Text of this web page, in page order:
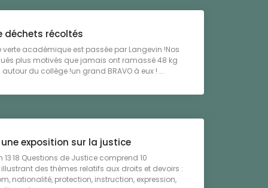
déchets récoltés
verte académique est passée par Langevin !Nos
plus motivés que jamais ont ramassé 48 kg
du collège !un grand BRAVO à eux ! ...
exposition sur la justice
13·18 Questions de Justice comprend 10
des thèmes relatifs aux droits et devoirs :
nationalité, protection, instruction, expression,